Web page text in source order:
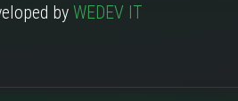
by WEDEV IT